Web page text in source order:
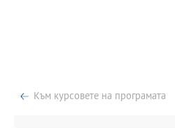
Към курсовете на програмата